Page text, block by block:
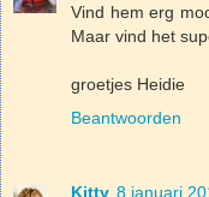
Vind hem erg
Maar vind het
groetjes Heidie
Beantwoorden
Kitty 8 januari